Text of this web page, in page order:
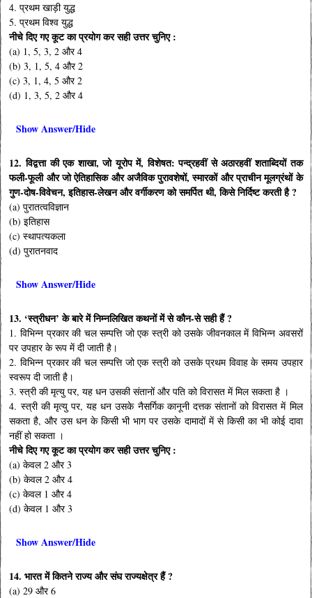
4. प्रथम खाड़ी युद्ध
5. प्रथम विश्व युद्ध
नीचे दिए गए कूट का प्रयोग कर सही उत्तर चुनिए :
(a) 1, 5, 3, 2 और 4
(b) 3, 1, 5, 4 और 2
(c) 3, 1, 4, 5 और 2
(d) 1, 3, 5, 2 और 4
Show Answer/Hide
12. विद्वत्ता की एक शाखा, जो यूरोप में, विशेषत: पन्द्रहवीं से अठारहवीं शताब्दियों तक
फली-फूली और जो ऐतिहासिक और अजैविक पुरावशेषों, स्मारकों और प्राचीन मूलग्रंथों के
गुण-दोष-विवेचन, इतिहास-लेखन और वर्गीकरण को समर्पित थी, किसे निर्दिष्ट करती है ?
(a) पुरातत्वविज्ञान
(b) इतिहास
(c) स्थापत्यकला
(d) पुरातनवाद
Show Answer/Hide
13. ‘स्त्रीधन’ के बारे में निम्नलिखित कथनों में से कौन-से सही हैं ?
1. विभिन्न प्रकार की चल सम्पत्ति जो एक स्त्री को उसके जीवनकाल में विभिन्न अवसरों
पर उपहार के रूप में दी जाती है।
2. विभिन्न प्रकार की चल सम्पत्ति जो एक स्त्री को उसके प्रथम विवाह के समय उपहार
स्वरूप दी जाती है।
3. स्त्री की मृत्यु पर, यह धन उसकी संतानों और पति को विरासत में मिल सकता है ।
4. स्त्री की मृत्यु पर, यह धन उसके नैसर्गिक कानूनी दत्तक संतानों को विरासत में मिल
सकता है, और उस धन के किसी भी भाग पर उसके दामादों में से किसी का भी कोई दावा
नहीं हो सकता ।
नीचे दिए गए कूट का प्रयोग कर सही उत्तर चुनिए :
(a) केवल 2 और 3
(b) केवल 2 और 4
(c) केवल 1 और 4
(d) केवल 1 और 3
Show Answer/Hide
14. भारत में कितने राज्य और संघ राज्यक्षेत्र हैं ?
(a) 29 और 6